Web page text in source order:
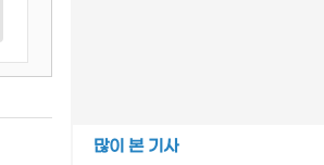
많이 본 기사